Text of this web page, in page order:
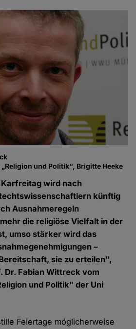
und Politik“, Brigitte Heeke
wird nach
künftig
Ausnahmeregeln
die religiöse Vielfalt in der
umso stärker wird das
–
sie zu erteilen",
Dr. Fabian Wittreck vom
und Politik" der Uni
Feiertage möglicherweise